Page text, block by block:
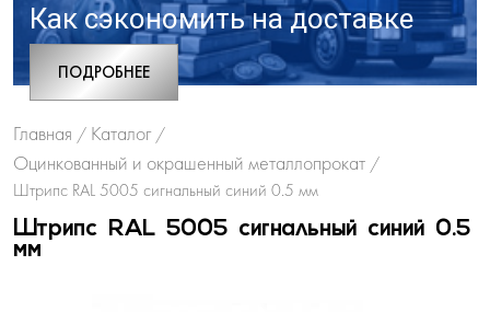
Как сэкономить на доставке
ПОДРОБНЕЕ
Главная / Каталог /
Оцинкованный и окрашенный металлопрокат /
Штрипс RAL 5005 сигнальный синий 0.5 мм
Штрипс RAL 5005 сигнальный синий 0.5
мм